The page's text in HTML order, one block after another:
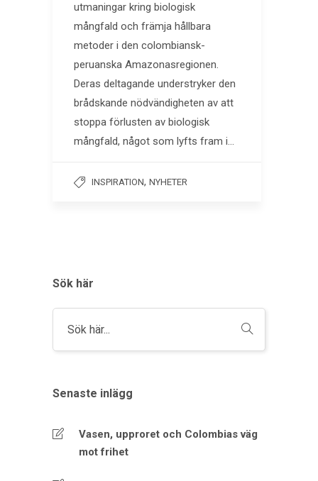
utmaningar kring biologisk
mångfald och främja hållbara
metoder i den colombiansk-
peruanska Amazonasregionen.
Deras deltagande understryker den
brådskande nödvändigheten av att
stoppa förlusten av biologisk
mångfald, något som lyfts fram i…
INSPIRATION, NYHETER
Sök här
Senaste inlägg
Vasen, upproret och Colombias väg
mot frihet